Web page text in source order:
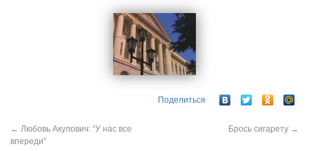
Поделиться
← Любовь Акулович: “У нас все
впереди”
Брось сигарету →